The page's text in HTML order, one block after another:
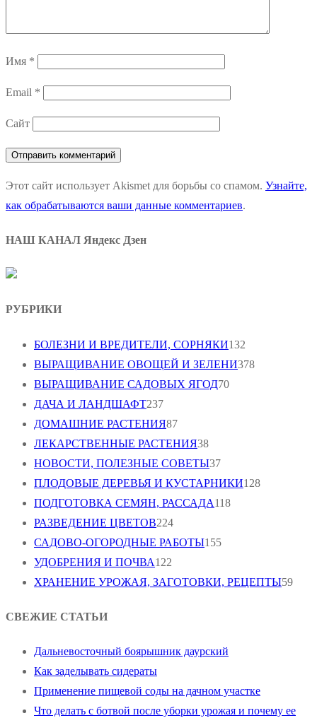
Имя *
Email *
Сайт
Этот сайт использует Akismet для борьбы со спамом. Узнайте,
как обрабатываются ваши данные комментариев.
НАШ КАНАЛ Яндекс Дзен
РУБРИКИ
БОЛЕЗНИ И ВРЕДИТЕЛИ, СОРНЯКИ132
ВЫРАЩИВАНИЕ ОВОЩЕЙ И ЗЕЛЕНИ378
ВЫРАЩИВАНИЕ САДОВЫХ ЯГОД70
ДАЧА И ЛАНДШАФТ237
ДОМАШНИЕ РАСТЕНИЯ87
ЛЕКАРСТВЕННЫЕ РАСТЕНИЯ38
НОВОСТИ, ПОЛЕЗНЫЕ СОВЕТЫ37
ПЛОДОВЫЕ ДЕРЕВЬЯ И КУСТАРНИКИ128
ПОДГОТОВКА СЕМЯН, РАССАДА118
РАЗВЕДЕНИЕ ЦВЕТОВ224
САДОВО-ОГОРОДНЫЕ РАБОТЫ155
УДОБРЕНИЯ И ПОЧВА122
ХРАНЕНИЕ УРОЖАЯ, ЗАГОТОВКИ, РЕЦЕПТЫ59
СВЕЖИЕ СТАТЬИ
Дальневосточный боярышник даурский
Как заделывать сидераты
Применение пищевой соды на дачном участке
Что делать с ботвой после уборки урожая и почему ее